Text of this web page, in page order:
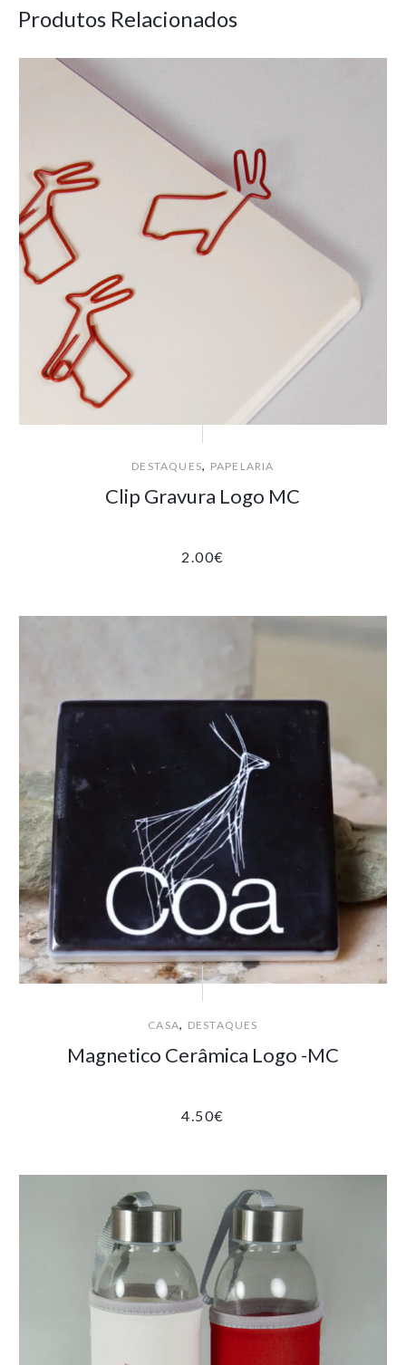
Produtos Relacionados
DESTAQUES, PAPELARIA
Clip Gravura Logo MC
2.00€
CASA, DESTAQUES
Magnetico Cerâmica Logo -MC
4.50€